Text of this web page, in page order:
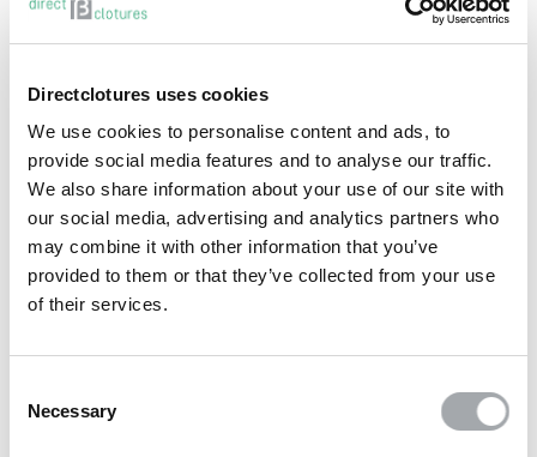
Directclotures uses cookies
We use cookies to personalise content and ads, to
provide social media features and to analyse our traffic.
We also share information about your use of our site with
our social media, advertising and analytics partners who
may combine it with other information that you’ve
provided to them or that they’ve collected from your use
of their services.
Selection
Necessary
Portillon de jardin
Zenturo
Portillon de jardin
Decofor
Portillon barreaudé
CreaZen
- Le Design à coût
- Sens d'ouverture
- Coloris gris anthracite
- Le portail très
robuste et décoratif
- La mode et le design
à prix tout doux
- Montage poussant
- Coloris gris